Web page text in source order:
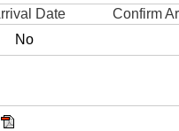
Date
Confirm
No